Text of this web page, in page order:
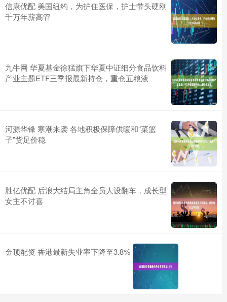
信康优配 美国纽约，为护住医保，护士带头硬刚
千万年薪高管
九牛网 华夏基金徐猛旗下华夏中证细分食品饮料
产业主题ETF三季报最新持仓，重仓五粮液
河源华锋 寒潮来袭 各地积极保障供暖和“菜篮
子”货足价稳
胜亿优配 后浪大结局主角全员人设翻车，成长型
女主不讨喜
金顶配资 香港最新失业率下降至3.8%